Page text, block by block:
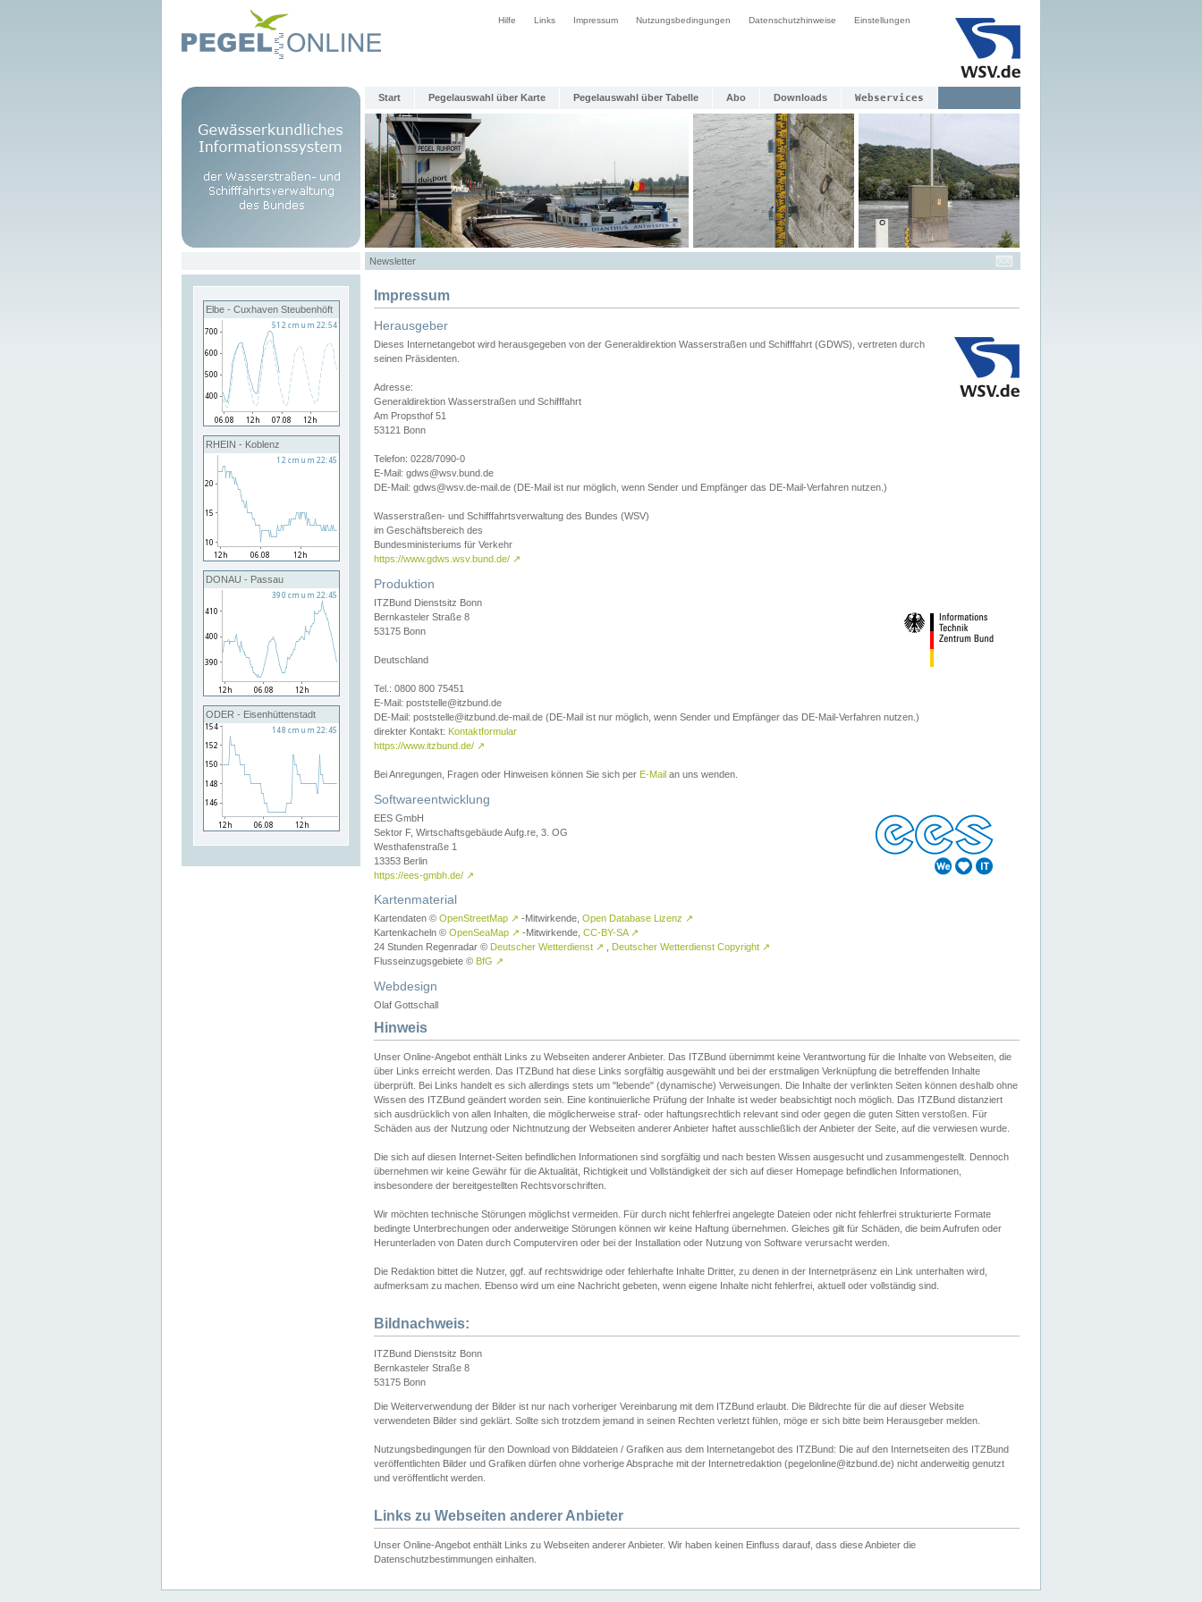
Hilfe Links Impressum Nutzungsbedingungen Datenschutzhinweise Einstellungen
Start Pegelauswahl über Karte Pegelauswahl über Tabelle Abo Downloads Webservices
Newsletter
Elbe - Cuxhaven Steubenhöft
RHEIN - Koblenz
DONAU - Passau
ODER - Eisenhüttenstadt
Impressum
Herausgeber
Dieses Internetangebot wird herausgegeben von der Generaldirektion Wasserstraßen und Schifffahrt (GDWS), vertreten durch
seinen Präsidenten.
Adresse:
Generaldirektion Wasserstraßen und Schifffahrt
Am Propsthof 51
53121 Bonn
Telefon: 0228/7090-0
E-Mail: gdws@wsv.bund.de
DE-Mail: gdws@wsv.de-mail.de (DE-Mail ist nur möglich, wenn Sender und Empfänger das DE-Mail-Verfahren nutzen.)
Wasserstraßen- und Schifffahrtsverwaltung des Bundes (WSV)
im Geschäftsbereich des
Bundesministeriums für Verkehr
https://www.gdws.wsv.bund.de/ ↗
Produktion
ITZBund Dienstsitz Bonn
Bernkasteler Straße 8
53175 Bonn
Deutschland
Tel.: 0800 800 75451
E-Mail: poststelle@itzbund.de
DE-Mail: poststelle@itzbund.de-mail.de (DE-Mail ist nur möglich, wenn Sender und Empfänger das DE-Mail-Verfahren nutzen.)
direkter Kontakt: Kontaktformular
https://www.itzbund.de/ ↗
Bei Anregungen, Fragen oder Hinweisen können Sie sich per E-Mail an uns wenden.
Softwareentwicklung
EES GmbH
Sektor F, Wirtschaftsgebäude Aufg.re, 3. OG
Westhafenstraße 1
13353 Berlin
https://ees-gmbh.de/ ↗
Kartenmaterial
Kartendaten © OpenStreetMap ↗ -Mitwirkende, Open Database Lizenz ↗
Kartenkacheln © OpenSeaMap ↗ -Mitwirkende, CC-BY-SA ↗
24 Stunden Regenradar © Deutscher Wetterdienst ↗ Deutscher Wetterdienst Copyright ↗
Flusseinzugsgebiete © BfG ↗
Webdesign
Olaf Gottschall
Hinweis
Unser Online-Angebot enthält Links zu Webseiten anderer Anbieter. Das ITZBund übernimmt keine Verantwortung für die Inhalte von Webseiten, die
über Links erreicht werden. Das ITZBund hat diese Links sorgfältig ausgewählt und bei der erstmaligen Verknüpfung die betreffenden Inhalte
überprüft. Bei Links handelt es sich allerdings stets um "lebende" (dynamische) Verweisungen. Die Inhalte der verlinkten Seiten können deshalb ohne
Wissen des ITZBund geändert worden sein. Eine kontinuierliche Prüfung der Inhalte ist weder beabsichtigt noch möglich. Das ITZBund distanziert
sich ausdrücklich von allen Inhalten, die möglicherweise straf- oder haftungsrechtlich relevant sind oder gegen die guten Sitten verstoßen. Für
Schäden aus der Nutzung oder Nichtnutzung der Webseiten anderer Anbieter haftet ausschließlich der Anbieter der Seite, auf die verwiesen wurde.
Die sich auf diesen Internet-Seiten befindlichen Informationen sind sorgfältig und nach besten Wissen ausgesucht und zusammengestellt. Dennoch
übernehmen wir keine Gewähr für die Aktualität, Richtigkeit und Vollständigkeit der sich auf dieser Homepage befindlichen Informationen,
insbesondere der bereitgestellten Rechtsvorschriften.
Wir möchten technische Störungen möglichst vermeiden. Für durch nicht fehlerfrei angelegte Dateien oder nicht fehlerfrei strukturierte Formate
bedingte Unterbrechungen oder anderweitige Störungen können wir keine Haftung übernehmen. Gleiches gilt für Schäden, die beim Aufrufen oder
Herunterladen von Daten durch Computerviren oder bei der Installation oder Nutzung von Software verursacht werden.
Die Redaktion bittet die Nutzer, ggf. auf rechtswidrige oder fehlerhafte Inhalte Dritter, zu denen in der Internetpräsenz ein Link unterhalten wird,
aufmerksam zu machen. Ebenso wird um eine Nachricht gebeten, wenn eigene Inhalte nicht fehlerfrei, aktuell oder vollständig sind.
Bildnachweis:
ITZBund Dienstsitz Bonn
Bernkasteler Straße 8
53175 Bonn
Die Weiterverwendung der Bilder ist nur nach vorheriger Vereinbarung mit dem ITZBund erlaubt. Die Bildrechte für die auf dieser Website
verwendeten Bilder sind geklärt. Sollte sich trotzdem jemand in seinen Rechten verletzt fühlen, möge er sich bitte beim Herausgeber melden.
Nutzungsbedingungen für den Download von Bilddateien / Grafiken aus dem Internetangebot des ITZBund: Die auf den Internetseiten des ITZBund
veröffentlichten Bilder und Grafiken dürfen ohne vorherige Absprache mit der Internetredaktion (pegelonline@itzbund.de) nicht anderweitig genutzt
und veröffentlicht werden.
Links zu Webseiten anderer Anbieter
Unser Online-Angebot enthält Links zu Webseiten anderer Anbieter. Wir haben keinen Einfluss darauf, dass diese Anbieter die
Datenschutzbestimmungen einhalten.